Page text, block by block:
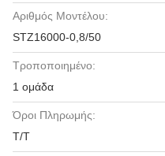
Αριθμός Μοντέλου:
STZ16000-0,8/50
Τροποποιημένο:
1 ομάδα
Όροι Πληρωμής:
T/T